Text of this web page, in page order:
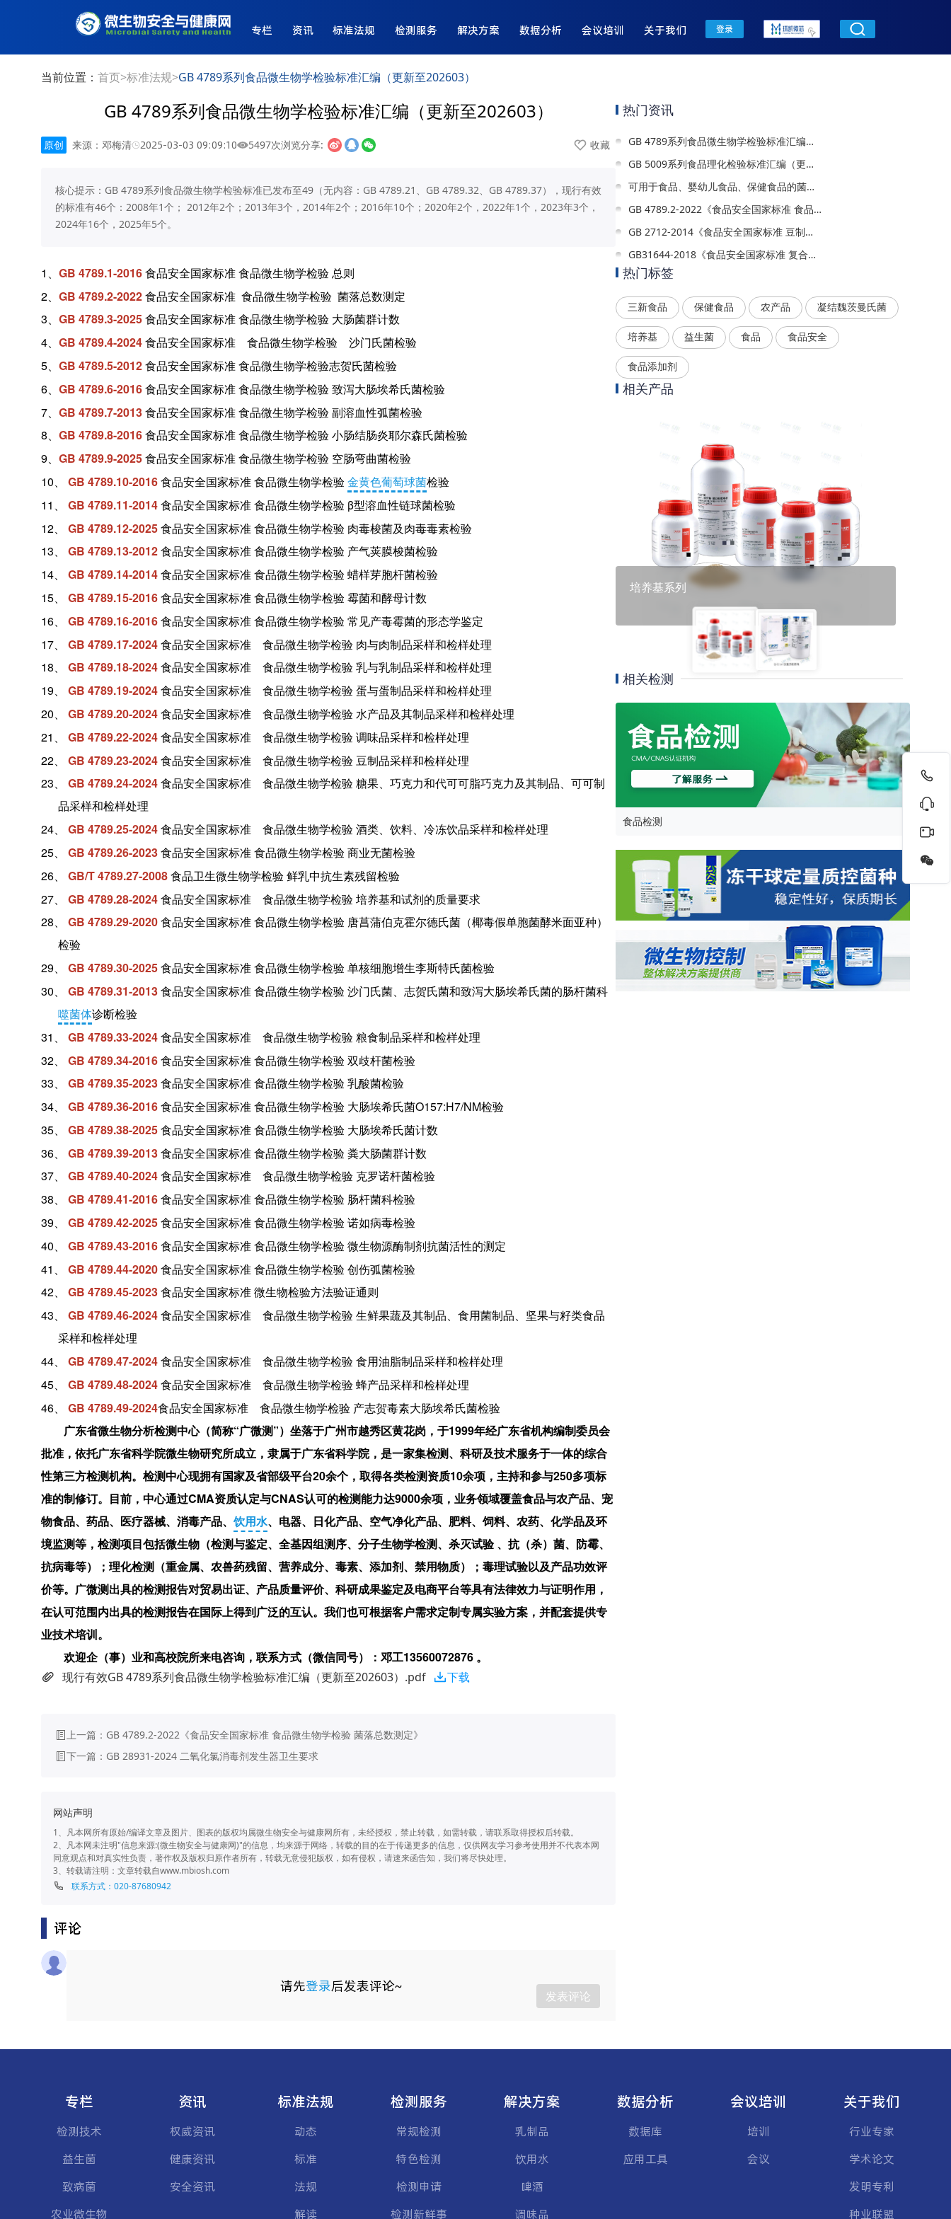
专栏 资讯 标准法规 检测服务 解决方案 数据分析 会议培训 关于我们 登录
当前位置： 首页>标准法规>GB 4789系列食品微生物学检验标准汇编（更新至202603）
GB 4789系列食品微生物学检验标准汇编（更新至202603）
原创 来源：邓梅清 2025-03-03 09:09:10 5497次浏览分享: 收藏
核心提示：GB 4789系列食品微生物学检验标准已发布至49（无内容：GB 4789.21、GB 4789.32、GB 4789.37），现行有效
的标准有46个：2008年1个； 2012年2个；2013年3个，2014年2个；2016年10个；2020年2个，2022年1个，2023年3个，
2024年16个，2025年5个。
1、 GB 4789.1-2016食品安全国家标准 食品微生物学检验 总则
2、 GB 4789.2-2022食品安全国家标准 食品微生物学检验 菌落总数测定
3、 GB 4789.3-2025食品安全国家标准 食品微生物学检验 大肠菌群计数
4、 GB 4789.4-2024食品安全国家标准 食品微生物学检验 沙门氏菌检验
5、 GB 4789.5-2012食品安全国家标准 食品微生物学检验志贺氏菌检验
6、 GB 4789.6-2016食品安全国家标准 食品微生物学检验 致泻大肠埃希氏菌检验
7、 GB 4789.7-2013食品安全国家标准 食品微生物学检验 副溶血性弧菌检验
8、 GB 4789.8-2016食品安全国家标准 食品微生物学检验 小肠结肠炎耶尔森氏菌检验
9、 GB 4789.9-2025食品安全国家标准 食品微生物学检验 空肠弯曲菌检验
10、
GB 4789.10-2016食品安全国家标准 食品微生物学检验金黄色葡萄球菌检验
11、
GB 4789.11-2014食品安全国家标准 食品微生物学检验 β型溶血性链球菌检验
12、
GB 4789.12-2025食品安全国家标准 食品微生物学检验 肉毒梭菌及肉毒毒素检验
13、
GB 4789.13-2012食品安全国家标准 食品微生物学检验 产气荚膜梭菌检验
14、
GB 4789.14-2014食品安全国家标准 食品微生物学检验 蜡样芽胞杆菌检验
15、
GB 4789.15-2016食品安全国家标准 食品微生物学检验 霉菌和酵母计数
16、
GB 4789.16-2016食品安全国家标准 食品微生物学检验 常见产毒霉菌的形态学鉴定
17、
GB 4789.17-2024食品安全国家标准 食品微生物学检验 肉与肉制品采样和检样处理
18、
GB 4789.18-2024食品安全国家标准 食品微生物学检验 乳与乳制品采样和检样处理
19、
GB 4789.19-2024食品安全国家标准 食品微生物学检验 蛋与蛋制品采样和检样处理
20、
GB 4789.20-2024食品安全国家标准 食品微生物学检验 水产品及其制品采样和检样处理
21、
GB 4789.22-2024食品安全国家标准 食品微生物学检验 调味品采样和检样处理
22、
GB 4789.23-2024食品安全国家标准 食品微生物学检验 豆制品采样和检样处理
23、
GB 4789.24-2024食品安全国家标准 食品微生物学检验 糖果、巧克力和代可可脂巧克力及其制品、可可制
品采样和检样处理
24、
GB 4789.25-2024食品安全国家标准 食品微生物学检验 酒类、饮料、冷冻饮品采样和检样处理
25、
GB 4789.26-2023食品安全国家标准 食品微生物学检验 商业无菌检验
26、
GB/T 4789.27-2008食品卫生微生物学检验 鲜乳中抗生素残留检验
27、
GB 4789.28-2024食品安全国家标准 食品微生物学检验 培养基和试剂的质量要求
28、
GB 4789.29-2020食品安全国家标准 食品微生物学检验 唐菖蒲伯克霍尔德氏菌（椰毒假单胞菌酵米面亚种）
检验
29、
GB 4789.30-2025食品安全国家标准 食品微生物学检验 单核细胞增生李斯特氏菌检验
30、
GB 4789.31-2013食品安全国家标准 食品微生物学检验 沙门氏菌、志贺氏菌和致泻大肠埃希氏菌的肠杆菌科
噬菌体诊断检验
31、
GB 4789.33-2024食品安全国家标准 食品微生物学检验 粮食制品采样和检样处理
32、
GB 4789.34-2016食品安全国家标准 食品微生物学检验 双歧杆菌检验
33、
GB 4789.35-2023食品安全国家标准 食品微生物学检验 乳酸菌检验
34、
GB 4789.36-2016食品安全国家标准 食品微生物学检验 大肠埃希氏菌O157:H7/NM检验
35、
GB 4789.38-2025食品安全国家标准 食品微生物学检验 大肠埃希氏菌计数
36、
GB 4789.39-2013食品安全国家标准 食品微生物学检验 粪大肠菌群计数
37、
GB 4789.40-2024食品安全国家标准 食品微生物学检验 克罗诺杆菌检验
38、
GB 4789.41-2016食品安全国家标准 食品微生物学检验 肠杆菌科检验
39、
GB 4789.42-2025食品安全国家标准 食品微生物学检验 诺如病毒检验
40、
GB 4789.43-2016食品安全国家标准 食品微生物学检验 微生物源酶制剂抗菌活性的测定
41、
GB 4789.44-2020食品安全国家标准 食品微生物学检验 创伤弧菌检验
42、
GB 4789.45-2023食品安全国家标准微生物检验方法验证通则
43、
GB 4789.46-2024食品安全国家标准 食品微生物学检验 生鲜果蔬及其制品、食用菌制品、坚果与籽类食品
采样和检样处理
44、
GB 4789.47-2024食品安全国家标准 食品微生物学检验 食用油脂制品采样和检样处理
45、
GB 4789.48-2024食品安全国家标准 食品微生物学检验 蜂产品采样和检样处理
46、
GB 4789.49-2024食品安全国家标准 食品微生物学检验 产志贺毒素大肠埃希氏菌检验
广东省微生物分析检测中心（简称“广微测”）坐落于广州市越秀区黄花岗，于1999年经广东省机构编制委员会
批准，依托广东省科学院微生物研究所成立，隶属于广东省科学院，是一家集检测、科研及技术服务于一体的综合
性第三方检测机构。检测中心现拥有国家及省部级平台20余个，取得各类检测资质10余项，主持和参与250多项标
准的制修订。目前，中心通过CMA资质认定与CNAS认可的检测能力达9000余项，业务领域覆盖食品与农产品、宠
物食品、药品、医疗器械、消毒产品、饮用水、电器、日化产品、空气净化产品、肥料、饲料、农药、化学品及环
境监测等，检测项目包括微生物（检测与鉴定、全基因组测序、分子生物学检测、杀灭试验 、抗（杀）菌、防霉、
抗病毒等）；理化检测（重金属、农兽药残留、 营养成分、毒素、添加剂、禁用物质）；毒理试验以及产品功效评
价等。广微测出具的检测报告对贸易出证、产品质量评价、科研成果鉴定及电商平台等具有法律效力与证明作用，
在认可范围内出具的检测报告在国际上得到广泛的互认。我们也可根据客户需求定制专属实验方案，并配套提供专
业技术培训。
欢迎企（事）业和高校院所来电咨询，联系方式（微信同号）：邓工13560072876 。
现行有效GB 4789系列食品微生物学检验标准汇编（更新至202603）.pdf 下载
上一篇： GB 4789.2-2022《食品安全国家标准 食品微生物学检验 菌落总数测定》
下一篇： GB 28931-2024 二氧化氯消毒剂发生器卫生要求
网站声明
1、凡本网所有原始/编译文章及图片、图表的版权均属微生物安全与健康网所有，未经授权，禁止转载，如需转载，请联系取得授权后转载。
2、凡本网未注明"信息来源:(微生物安全与健康网)"的信息，均来源于网络，转载的目的在于传递更多的信息，仅供网友学习参考使用并不代表本网
同意观点和对真实性负责，著作权及版权归原作者所有，转载无意侵犯版权，如有侵权，请速来函告知，我们将尽快处理。
3、转载请注明：文章转载自www.mbiosh.com
联系方式：020-87680942
评论
请先登录后发表评论~
发表评论
热门资讯
GB 4789系列食品微生物学检验标准汇编（更新至202603）
GB 5009系列食品理化检验标准汇编（更新至202509）
可用于食品、婴幼儿食品、保健食品的菌种名单 （更新至2026年7月）
GB 4789.2-2022《食品安全国家标准 食品微生物学检验 菌落总数测定》
GB 2712-2014《食品安全国家标准 豆制品》
GB31644-2018《食品安全国家标准 复合调味料》解读
热门标签
三新食品 保健食品 农产品 凝结魏茨曼氏菌
培养基 益生菌 食品 食品安全
食品添加剂
相关产品
培养基系列
相关检测
食品检测
专栏
检测技术
益生菌
致病菌
农业微生物
资讯
权威资讯
健康资讯
安全资讯
标准法规
动态
标准
法规
解读
检测服务
常规检测
特色检测
检测申请
检测新鲜事
解决方案
乳制品
饮用水
啤酒
调味品
数据分析
数据库
应用工具
会议培训
培训
会议
关于我们
行业专家
学术论文
发明专利
种业联盟